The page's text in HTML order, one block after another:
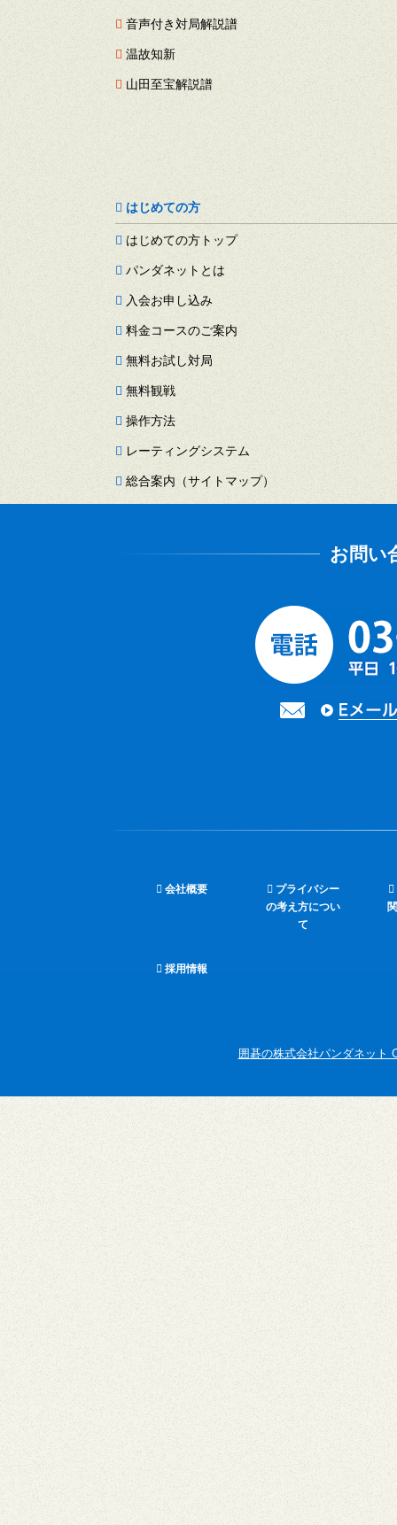
音声付き対局解説譜
温故知新
山田至宝解説譜
はじめての方
はじめての方トップ
パンダネットとは
入会お申し込み
料金コースのご案内
無料お試し対局
無料観戦
操作方法
レーティングシステム
総合案内（サイトマップ）
会社概要
プライバシー
の考え方につい
て
採用情報
囲碁の株式会社パンダネット